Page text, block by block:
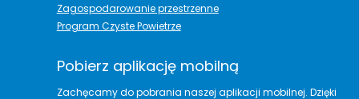
Zagospodarowanie przestrzenne
Program Czyste Powietrze
Pobierz aplikację mobilną
Zachęcamy do pobrania naszej aplikacji mobilnej. Dzięki